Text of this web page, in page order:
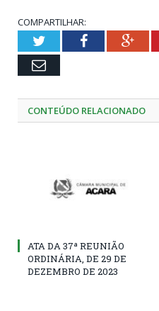
COMPARTILHAR:
TwitterFacebook
Email
CONTEÚDO RELACIONADO
ATA DA 37ª REUNIÃO
ORDINÁRIA, DE 29 DE
DEZEMBRO DE 2023